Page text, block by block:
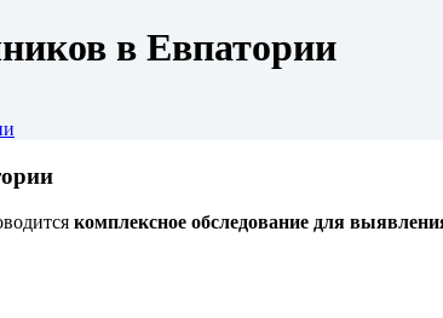
в Евпатории
комплексное обследование для